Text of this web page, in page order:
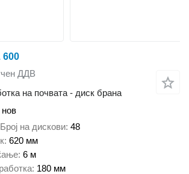
600
ДДВ
на почвата - диск брана
нов
Број на дискови 48
620 мм
6 м
180 мм